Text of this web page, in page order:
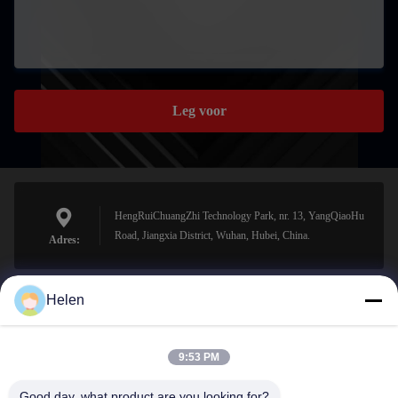
Leg voor
Adres:
HengRuiChuangZhi Technology Park, nr. 13, YangQiaoHu
Road, Jiangxia District, Wuhan, Hubei, China.
sales@perfectlaser.net
Helen
9:53 PM